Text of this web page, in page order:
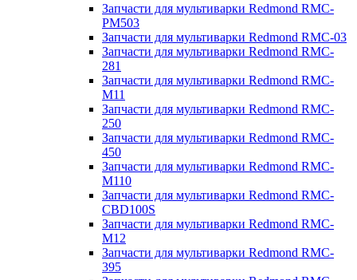
Запчасти для мультиварки Redmond RMC-
PM503
Запчасти для мультиварки Redmond RMC-03
Запчасти для мультиварки Redmond RMC-
281
Запчасти для мультиварки Redmond RMC-
M11
Запчасти для мультиварки Redmond RMC-
250
Запчасти для мультиварки Redmond RMC-
450
Запчасти для мультиварки Redmond RMC-
M110
Запчасти для мультиварки Redmond RMC-
CBD100S
Запчасти для мультиварки Redmond RMC-
M12
Запчасти для мультиварки Redmond RMC-
395